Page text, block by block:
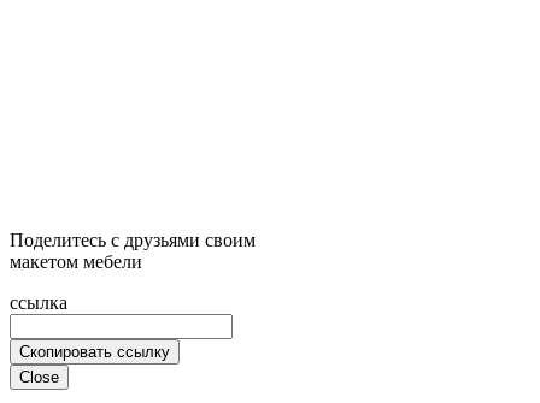
Поделитесь с друзьями своим
макетом мебели
ссылка
Скопировать ссылку
Close